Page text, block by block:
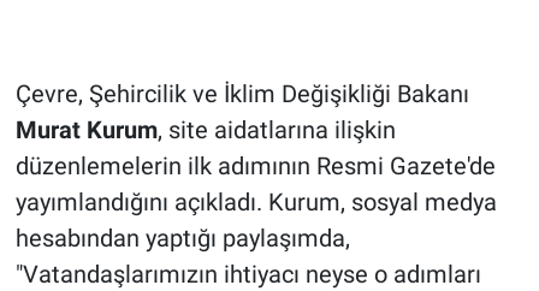
Çevre, Şehircilik ve İklim Değişikliği Bakanı
Murat Kurum, site aidatlarına ilişkin
düzenlemelerin ilk adımının Resmi Gazete'de
yayımlandığını açıkladı. Kurum, sosyal medya
hesabından yaptığı paylaşımda,
"Vatandaşlarımızın ihtiyacı neyse o adımları